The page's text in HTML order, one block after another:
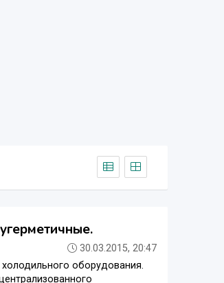
30.03.2015, 20:47
оборудования.